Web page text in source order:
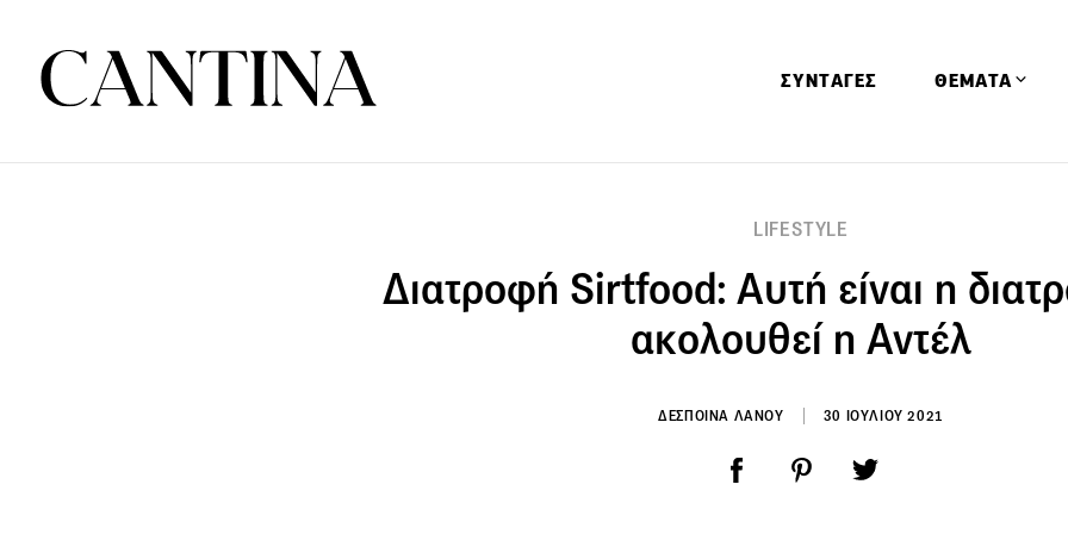
ΣΥΝΤΑΓΕΣ ΘΕΜΑΤΑ
Ειδήσεις
Έρευνες
LIFESTYLE
Διατροφή Sirtfood: Αυτή είναι η
ακολουθεί η Αντέλ
ΔΕΣΠΟΙΝΑ ΛΑΝΟΥ 30 ΙΟΥΛΙΟΥ 2021